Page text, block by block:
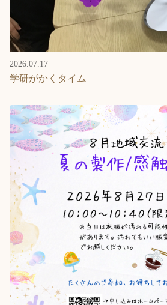
2026.07.17
学研がかくタイム